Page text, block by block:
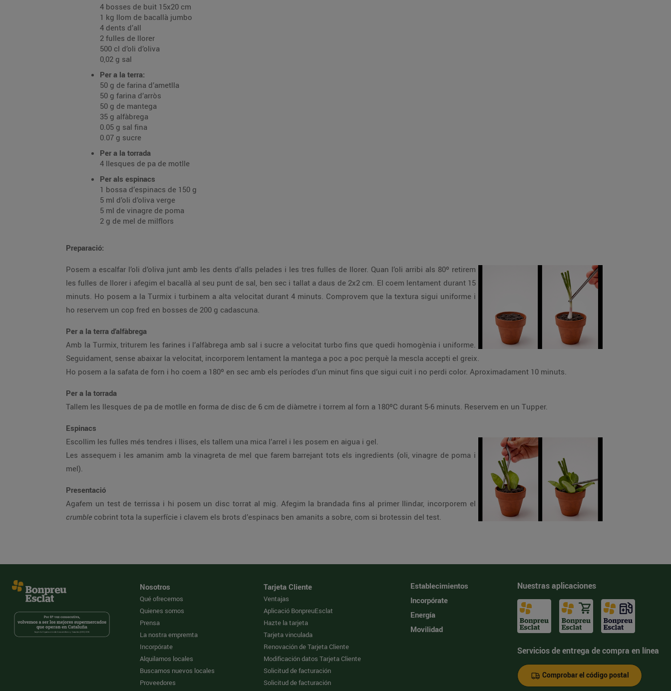
4 bosses de buit 15x20 cm
1 kg llom de bacallà jumbo
4 dents d’all
2 fulles de llorer
500 cl d’oli d’oliva
0,02 g sal
Per a la terra:
50 g de farina d’ametlla
50 g farina d’arròs
50 g de mantega
35 g alfàbrega
0.05 g sal fina
0.07 g sucre
Per a la torrada
4 llesques de pa de motlle
Per als espinacs
1 bossa d’espinacs de 150 g
5 ml d’oli d’oliva verge
5 ml de vinagre de poma
2 g de mel de milflors
Preparació:
Posem a escalfar l’oli d’oliva junt amb les dents d’alls pelades i les tres fulles de llorer. Quan l’oli arribi als 80º retirem
les fulles de llorer i afegim el bacallà al seu punt de sal, ben sec i tallat a daus de 2x2 cm. El coem lentament durant 15
minuts. Ho posem a la Turmix i turbinem a alta velocitat durant 4 minuts. Comprovem que la textura sigui uniforme i
ho reservem un cop fred en bosses de 200 g cadascuna.
Per a la terra d’alfàbrega
Amb la Turmix, triturem les farines i l’alfàbrega amb sal i sucre a velocitat turbo fins que quedi homogènia i uniforme.
Seguidament, sense abaixar la velocitat, incorporem lentament la mantega a poc a poc perquè la mescla accepti el greix.
Ho posem a la safata de forn i ho coem a 180º en sec amb els períodes d’un minut fins que sigui cuit i no perdi color. Aproximadament 10 minuts.
Per a la torrada
Tallem les llesques de pa de motlle en forma de disc de 6 cm de diàmetre i torrem al forn a 180ºC durant 5-6 minuts. Reservem en un Tupper.
Espinacs
Escollim les fulles més tendres i llises, els tallem una mica l’arrel i les posem en aigua i gel.
Les assequem i les amanim amb la vinagreta de mel que farem barrejant tots els ingredients (oli, vinagre de poma i
mel).
Presentació
Agafem un test de terrissa i hi posem un disc torrat al mig. Afegim la brandada fins al primer llindar, incorporem el
crumble cobrint tota la superfície i clavem els brots d’espinacs ben amanits a sobre, com si brotessin del test.
Nosotros
Qué ofrecemos
Quienes somos
Prensa
La nostra empremta
Incorpórate
Alquilamos locales
Buscamos nuevos locales
Proveedores
Tarjeta Cliente
Ventajas
Aplicació BonpreuEsclat
Hazte la tarjeta
Tarjeta vinculada
Renovación de Tarjeta Cliente
Modificación datos Tarjeta Cliente
Solicitud de facturación
Solicitud de facturación
Establecimientos
Incorpórate
Energía
Movilidad
Nuestras aplicaciones
Servicios de entrega de compra en línea
Comprobar el código postal